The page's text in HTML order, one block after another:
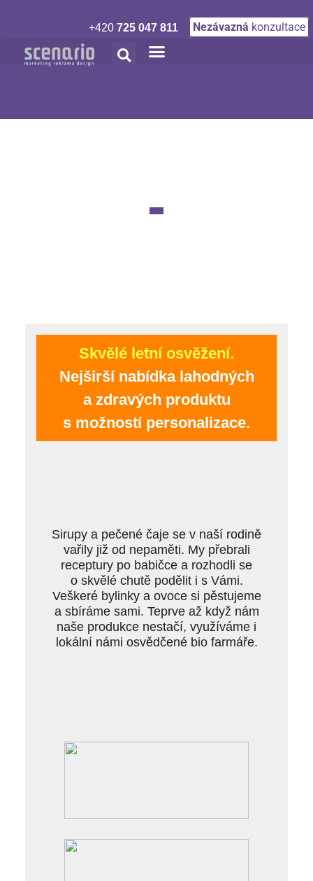
+420 725 047 811 Nezávazná konzultace
Přírodní sirupy a čaje chutnají všem
Lahodné letní osvěžení z tradičních receptur a
Skvělé letní osvěžení.
Nejširší nabídka lahodných
a zdravých produktu
s možností personalizace.
Sirupy a pečené čaje se v naší rodině
vařily již od nepaměti. My přebrali
receptury po babičce a rozhodli se
o skvělé chutě podělit i s Vámi.
Veškeré bylinky a ovoce si pěstujeme
a sbíráme sami. Teprve až když nám
naše produkce nestačí, využíváme i
lokální námi osvědčené bio farmáře.